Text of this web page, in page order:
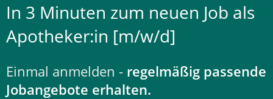
In 3 Minuten zum neuen Job als
Apotheker:in [m/w/d]
Einmal anmelden - regelmäßig passende
Jobangebote erhalten.